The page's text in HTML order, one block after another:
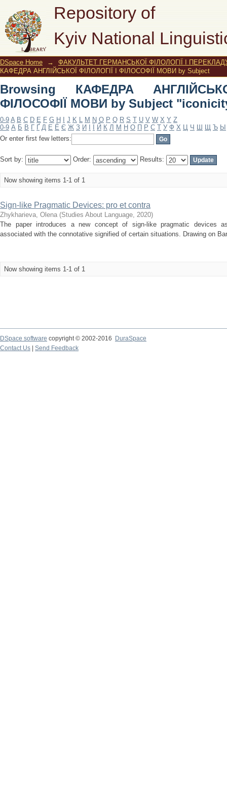
Repository of
Kyiv National
Browsing КАФЕДРА АНГЛІЙСЬКОЇ
"iconicity"
DSpace Home →
ФАКУЛЬТЕТ ГЕРМАНСЬКОЇ ФІЛОЛОГІЇ І
КАФЕДРА АНГЛІЙСЬКОЇ ФІЛОЛОГІЇ І ФІЛОСОФІЇ МОВИ by Subject
Browsing КАФЕДРА
ФІЛОСОФІЇ МОВИ by Subject
0-9 A B C D E F G H J K L M N O P Q R S T U V W X Y Z
0-9 А Б В Г Ґ Д Е Ё Є Ж З И Й К Л М Н О П Р С Т У Ф Х Ц Ч Ш Щ Ъ Ы
Or enter first few letters:
Sort by: Order: Results:
Now showing items 1-1 of 1
Sign-like Pragmatic Devices: pro et contra
Zhykharieva, Olena (Studies About Language, 2020)
The paper introduces a new concept of sign-like pragmatic devices
associated with the connotative signified of certain situations. Drawing on
Now showing items 1-1 of 1
DSpace software copyright © 2002-2016
DuraSpace
Contact Us
Send Feedback